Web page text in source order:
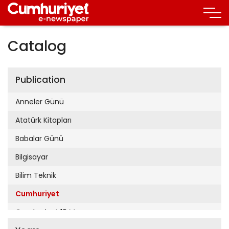
Catalog
Publication
Anneler Günü
Atatürk Kitapları
Babalar Günü
Bilgisayar
Bilim Teknik
Cumhuriyet
Cumhuriyet 19 Mayıs